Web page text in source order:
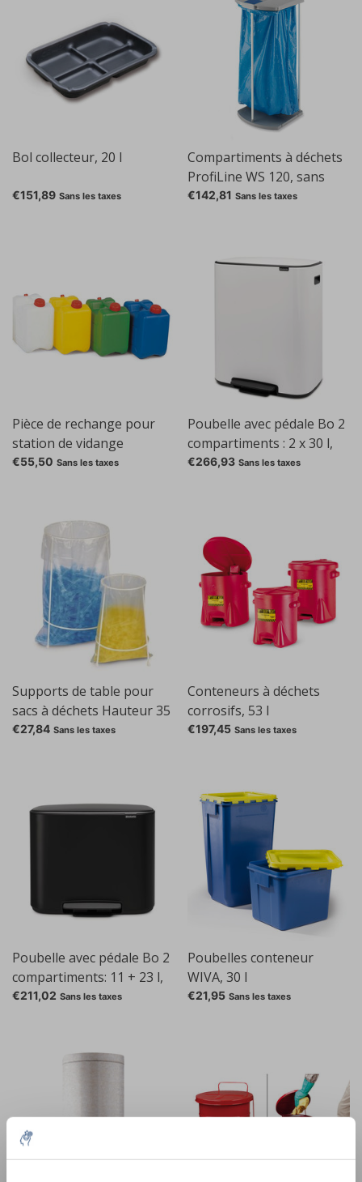
Bol collecteur, 20 l
€151,89 Sans les taxes
Compartiments à déchets
ProfiLine WS 120, sans
rouleaux
€142,81 Sans les taxes
Pièce de rechange pour
station de vidange
Réservoirs, bleu
€55,50 Sans les taxes
Poubelle avec pédale Bo 2
compartiments : 2 x 30 l,
blanc
€266,93 Sans les taxes
Supports de table pour
sacs à déchets Hauteur 35
cm
€27,84 Sans les taxes
Conteneurs à déchets
corrosifs, 53 l
€197,45 Sans les taxes
Poubelle avec pédale Bo 2
compartiments: 11 + 23 l,
noir
€211,02 Sans les taxes
Poubelles conteneur
WIVA, 30 l
€21,95 Sans les taxes